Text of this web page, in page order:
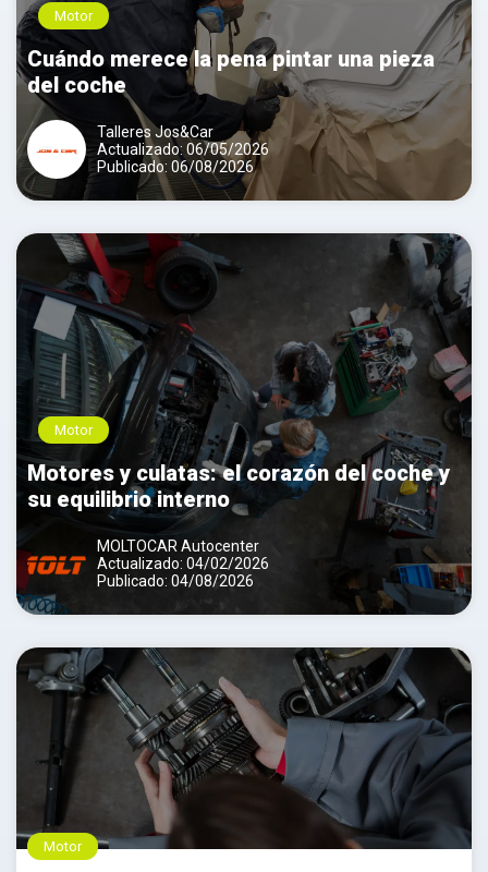
Motor
Cuándo merece la pena pintar una pieza
del coche
Talleres Jos&Car
Actualizado: 06/05/2026
Publicado: 06/08/2026
Motor
Motores y culatas: el corazón del coche y
su equilibrio interno
MOLTOCAR Autocenter
Actualizado: 04/02/2026
Publicado: 04/08/2026
Motor